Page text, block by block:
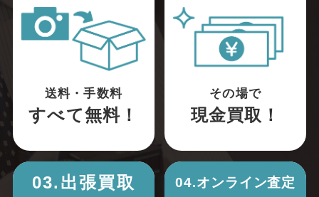
送料・手数料
すべて無料！
その場で
現金買取！
03.出張買取 04.オンライン査定